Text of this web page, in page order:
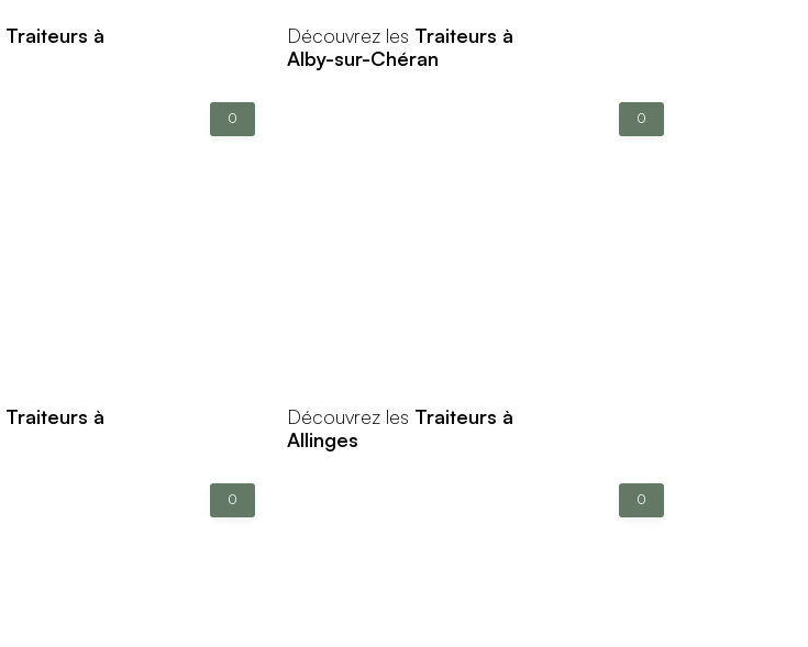
Traiteurs à
Découvrez les Traiteurs à
Alby-sur-Chéran
0
Traiteurs à
0
Découvrez les Traiteurs à
Allinges
0 0